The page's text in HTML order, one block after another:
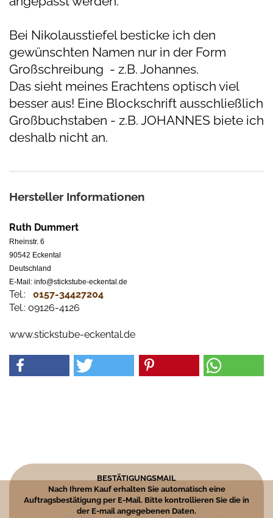
Bei Nikolausstiefel besticke ich den
gewünschten Namen nur in der Form
Großschreibung - z.B. Johannes.
Das sieht meines Erachtens optisch viel
besser aus! Eine Blockschrift ausschließlich
Großbuchstaben - z.B. JOHANNES biete ich
deshalb nicht an.
Hersteller Informationen
Ruth Dummert
Rheinstr. 6
90542 Eckental
Deutschland
E-Mail: info@stickstube-eckental.de
Tel.: 0157-34427204​
Tel.: 09126-4126
www.stickstube-eckental.de
BESTÄTIGUNGSMAIL
Nach Ihrem Kauf erhalten Sie automatisch eine
Auftragsbestätigung per E-Mail. Bitte kontrollieren Sie die in
der E-mail angegebenen Daten.